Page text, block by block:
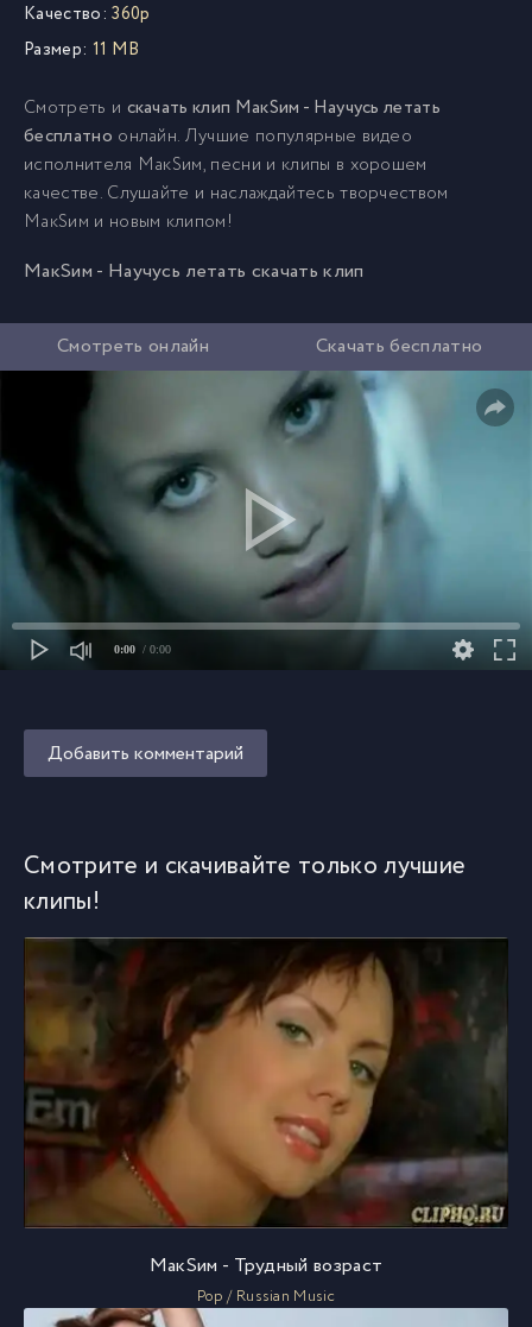
Качество: 360p
Размер: 11 MB
Смотреть и скачать клип МакSим - Научусь летать
бесплатно онлайн. Лучшие популярные видео
исполнителя МакSим, песни и клипы в хорошем
качестве. Слушайте и наслаждайтесь творчеством
МакSим и новым клипом!
МакSим - Научусь летать скачать клип
Смотреть онлайн Скачать бесплатно
0:00 / 0:00
Добавить комментарий
Смотрите и скачивайте только лучшие
клипы!
МакSим - Трудный возраст
Pop / Russian Music